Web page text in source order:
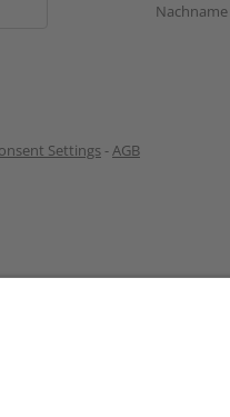
Nachname
Settings-AGB